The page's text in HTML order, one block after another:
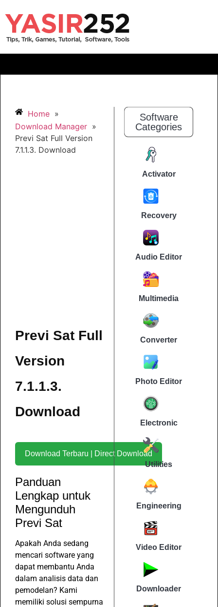
Home »
Download Manager »
Previ Sat Full Version
7.1.1.3. Download
Previ Sat Full
Version
7.1.1.3.
Download
Download Terbaru | Direct Download
Panduan
Lengkap untuk
Mengunduh
Previ Sat
Apakah Anda sedang
mencari software yang
dapat membantu Anda
dalam analisis data dan
pemodelan? Kami
memiliki solusi sempurna
Software
Categories
Activator
Recovery
Audio Editor
Multimedia
Converter
Photo Editor
Electronic
Utilities
Engineering
Video Editor
Downloader